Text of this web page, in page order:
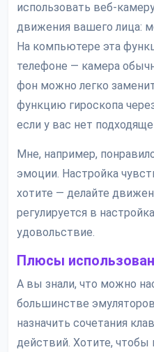
использовать веб-
движения вашего лица:
На компьютере эта
телефоне — камера
фон можно легко
функцию гироскопа
если у вас нет
Мне, например,
эмоции. Настройка
хотите — делайте
регулируется в
удовольствие.
Плюсы
А вы знали, что можно
большинстве
назначить сочетания
действий. Хотите,